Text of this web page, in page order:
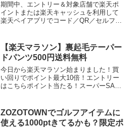
期間中、エントリー＆対象店舗で楽天ポ
イントまたは楽天キャッシュを利用して
楽天ペイアプリでコード／QR／セルフ払
方法▼1.本キャンペーンにエントリー2.対
象店...
【楽天マラソン】裏起毛テーパー
ドパンツ500円送料無料
今日から楽天マラソン始まりました！買
い回りでポイント最大10倍！エントリー
はこちらポイント当たる！スーパーSALE
パードパンツ500円送料無料※返品交換不
可※寒い日...
ZOZOTOWNでゴルフアイテムに
使える1000ptきてるかも？限定ポ